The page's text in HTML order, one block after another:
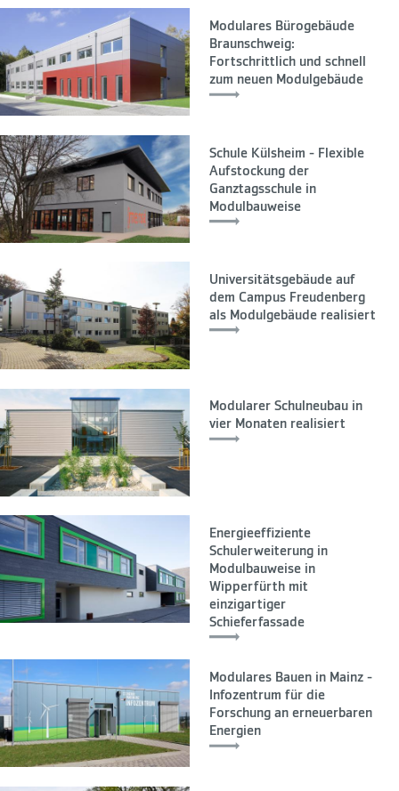
Modulares Bürogebäude
Braunschweig:
Fortschrittlich und schnell
zum neuen Modulgebäude
Schule Külsheim - Flexible
Aufstockung der
Ganztagsschule in
Modulbauweise
Universitätsgebäude auf
dem Campus Freudenberg
als Modulgebäude realisiert
Modularer Schulneubau in
vier Monaten realisiert
Energieeffiziente
Schulerweiterung in
Modulbauweise in
Wipperfürth mit
einzigartiger
Schieferfassade
Modulares Bauen in Mainz -
Infozentrum für die
Forschung an erneuerbaren
Energien